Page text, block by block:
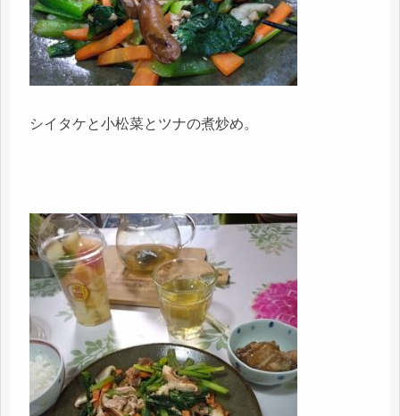
シイタケと小松菜とツナの煮炒め。